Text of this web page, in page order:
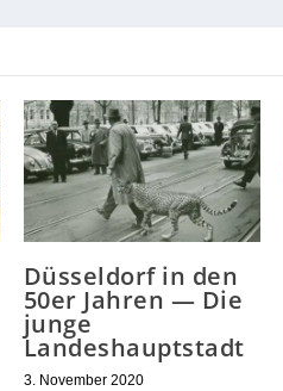
Düsseldorf in den
50er Jahren — Die
junge
Landeshauptstadt
3. November 2020